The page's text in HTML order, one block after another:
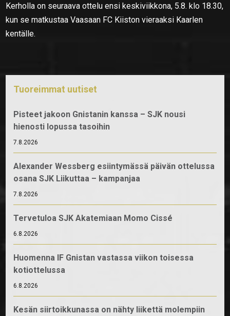
Kerholla on seuraava ottelu ensi keskiviikkona, 5.8. klo 18.30,
kun se matkustaa Vaasaan FC Kiiston vieraaksi Kaarlen
kentälle.
Tuoreimmat uutiset
Pisteet jakoon Gnistanin kanssa – SJK nousi
hienosti lopussa tasoihin
7.8.2026
Alexander Wessberg esiintymässä päivän ottelussa
osana SJK Liikuttaa – kampanjaa
7.8.2026
Tervetuloa SJK Akatemiaan Momo Cissé
6.8.2026
Huomenna IF Gnistan vastassa viikon toisessa
kotiottelussa
6.8.2026
Kesän siirtoikkunassa on nähty liikettä molempiin